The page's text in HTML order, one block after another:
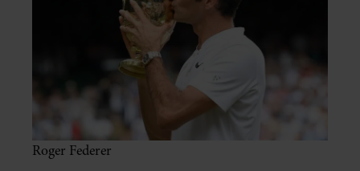
Roger Federer